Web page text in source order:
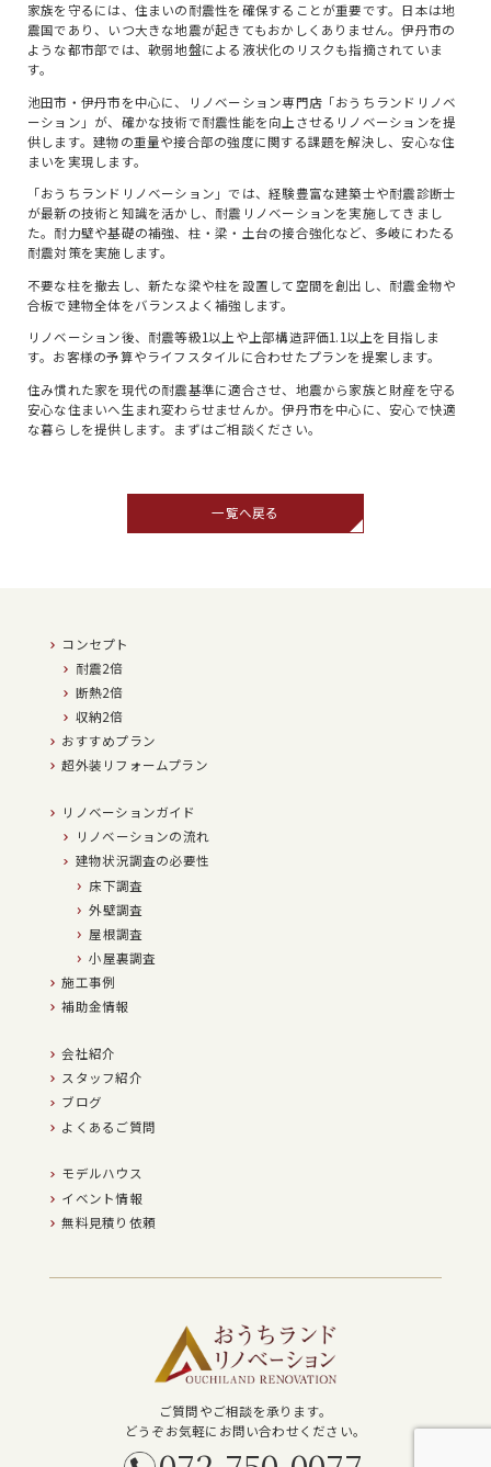
家族を守るには、住まいの耐震性を確保することが重要です。日本は地
震国であり、いつ大きな地震が起きてもおかしくありません。伊丹市の
ような都市部では、軟弱地盤による液状化のリスクも指摘されていま
す。
池田市・伊丹市を中心に、リノベーション専門店「おうちランドリノベ
ーション」が、確かな技術で耐震性能を向上させるリノベーションを提
供します。建物の重量や接合部の強度に関する課題を解決し、安心な住
まいを実現します。
「おうちランドリノベーション」では、経験豊富な建築士や耐震診断士
が最新の技術と知識を活かし、耐震リノベーションを実施してきまし
た。耐力壁や基礎の補強、柱・梁・土台の接合強化など、多岐にわたる
耐震対策を実施します。
不要な柱を撤去し、新たな梁や柱を設置して空間を創出し、耐震金物や
合板で建物全体をバランスよく補強します。
リノベーション後、耐震等級1以上や上部構造評価1.1以上を目指しま
す。お客様の予算やライフスタイルに合わせたプランを提案します。
住み慣れた家を現代の耐震基準に適合させ、地震から家族と財産を守る
安心な住まいへ生まれ変わらせませんか。伊丹市を中心に、安心で快適
な暮らしを提供します。まずはご相談ください。
一覧へ戻る
コンセプト
耐震2倍
断熱2倍
収納2倍
おすすめプラン
超外装リフォームプラン
リノベーションガイド
リノベーションの流れ
建物状況調査の必要性
床下調査
外壁調査
屋根調査
小屋裏調査
施工事例
補助金情報
会社紹介
スタッフ紹介
ブログ
よくあるご質問
モデルハウス
イベント情報
無料見積り依頼
ご質問やご相談を承ります。
どうぞお気軽にお問い合わせください。